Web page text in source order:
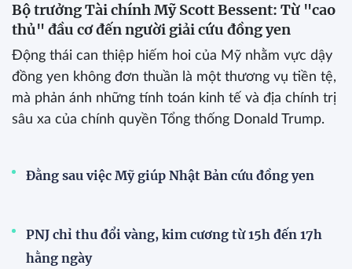
Bộ trưởng Tài chính Mỹ Scott Bessent: Từ "cao
thủ" đầu cơ đến người giải cứu đồng yen
Động thái can thiệp hiếm hoi của Mỹ nhằm vực dậy
đồng yen không đơn thuần là một thương vụ tiền tệ,
mà phản ánh những tính toán kinh tế và địa chính trị
sâu xa của chính quyền Tổng thống Donald Trump.
Đằng sau việc Mỹ giúp Nhật Bản cứu đồng yen
PNJ chỉ thu đổi vàng, kim cương từ 15h đến 17h
hằng ngày